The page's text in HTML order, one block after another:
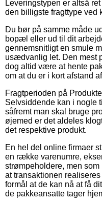
Leveringstypen er altså
den billigste fragttype ved
Du bør på samme måde
bopæl eller ud til dit
gennemsnitligt en smule
usædvanlig let. Den mest
dog altid være at hente
om at du er i kort afstand
Fragtperioden på
Selvsiddende kan i nogle
såfremt man skal bruge
øjemed er det aldeles
det respektive produkt.
En hel del online firmaer
en række varenumre,
strømpeholdere, men
at transaktionen
formål at de kan nå at få
de pakkeansatte tager